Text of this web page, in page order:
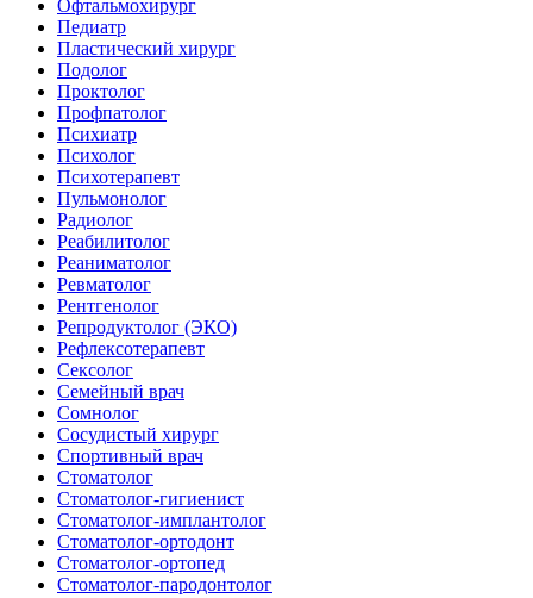
Офтальмохирург
Педиатр
Пластический хирург
Подолог
Проктолог
Профпатолог
Психиатр
Психолог
Психотерапевт
Пульмонолог
Радиолог
Реабилитолог
Реаниматолог
Ревматолог
Рентгенолог
Репродуктолог (ЭКО)
Рефлексотерапевт
Сексолог
Семейный врач
Сомнолог
Сосудистый хирург
Спортивный врач
Стоматолог
Стоматолог-гигиенист
Стоматолог-имплантолог
Стоматолог-ортодонт
Стоматолог-ортопед
Стоматолог-пародонтолог